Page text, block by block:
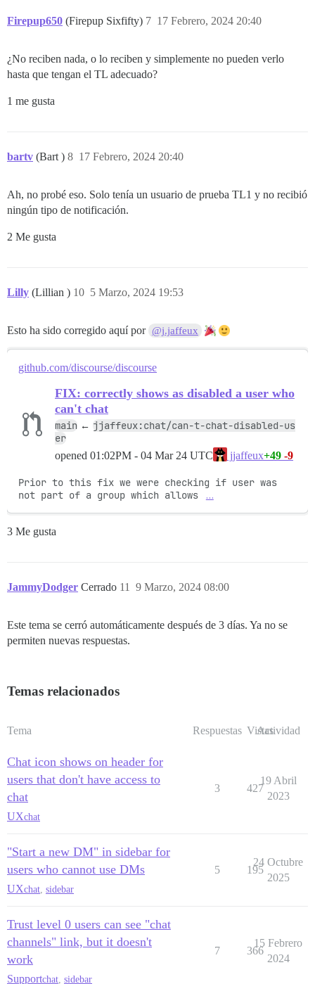
Firepup650 (Firepup Sixfifty) 17 Febrero, 2024 20:40
7
¿No reciben nada, o lo reciben y simplemente no pueden verlo
hasta que tengan el TL adecuado?
1 me gusta
bartv (Bart ) 17 Febrero, 2024 20:40
8
Ah, no probé eso. Solo tenía un usuario de prueba TL1 y no recibió
ningún tipo de notificación.
2 Me gusta
Lilly (Lillian ) 5 Marzo, 2024 19:53
10
Esto ha sido corregido aquí por @j.jaffeux
github.com/discourse/discourse
FIX: correctly shows as disabled a user who
can't chat
main ← jjaffeux:chat/can-t-chat-disabled-us
er
opened 01:02PM - 04 Mar 24 UTC jjaffeux+49 -9
Prior to this fix we were checking if user was
not part of a group which allows
…
3 Me gusta
JammyDodger Cerrado 9 Marzo, 2024 08:00
11
Este tema se cerró automáticamente después de 3 días. Ya no se
permiten nuevas respuestas.
Temas relacionados
Tema Respuestas Vistas
Actividad
Chat icon shows on header for
users that don't have access to
chat
UXchat
3 427
19 Abril
2023
"Start a new DM" in sidebar for
users who cannot use DMs
UXchat sidebar
5 195
24 Octubre
2025
Trust level 0 users can see "chat
channels" link, but it doesn't
work
Supportchat sidebar
7 366
15 Febrero
2024